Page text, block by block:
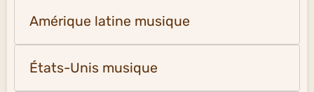
Amérique latine musique
États-Unis musique